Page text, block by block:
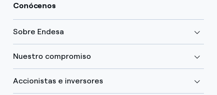
Conócenos
Sobre Endesa
Nuestro compromiso
Accionistas e inversores